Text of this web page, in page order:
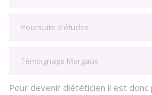
Poursuite d'études
Témoignage Margaux
Pour devenir diététicien il est donc